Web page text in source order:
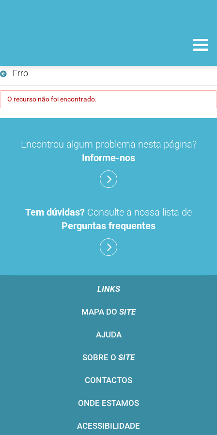
Erro
O recurso não foi encontrado.
Encontrou algum problema nesta página?
Informe-nos
Tem dúvidas? Consulte a nossa lista de
Perguntas frequentes
LINKS
MAPA DO SITE
AJUDA
SOBRE O SITE
CONTACTOS
ONDE ESTAMOS
ACESSIBILIDADE